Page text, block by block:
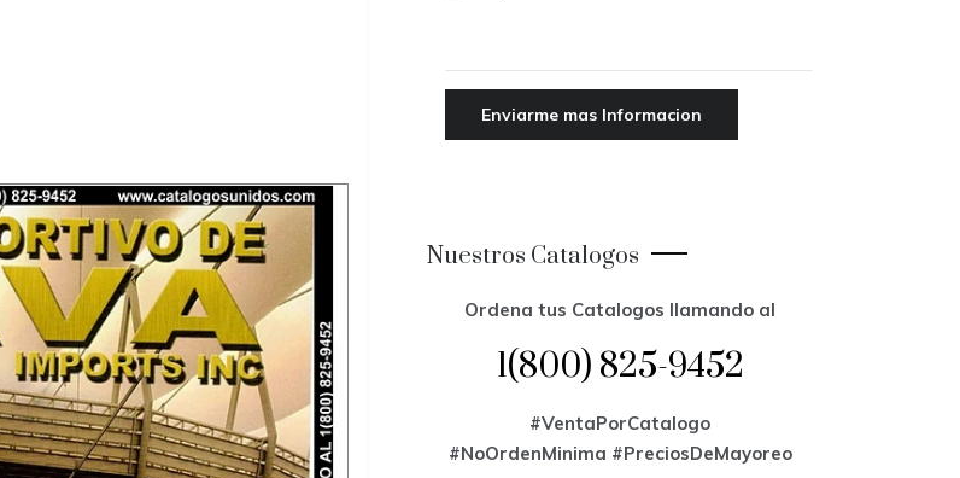
Nuestros Catalogos
Ordena tus Catalogos llamando al
1(800) 825-9452
#VentaPorCatalogo
#NoOrdenMinima #PreciosDeMayoreo